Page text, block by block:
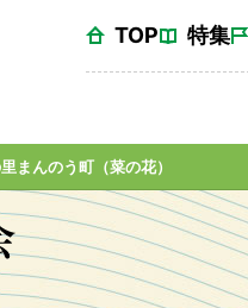
TOP 特集
まんのう町（菜の花）